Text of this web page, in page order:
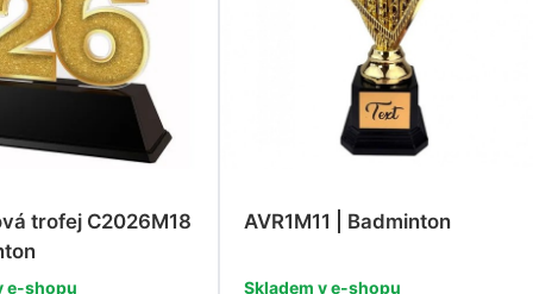
trofej C2026M18
e-shopu
AVR1M11 | Badminton
Skladem v e-shopu